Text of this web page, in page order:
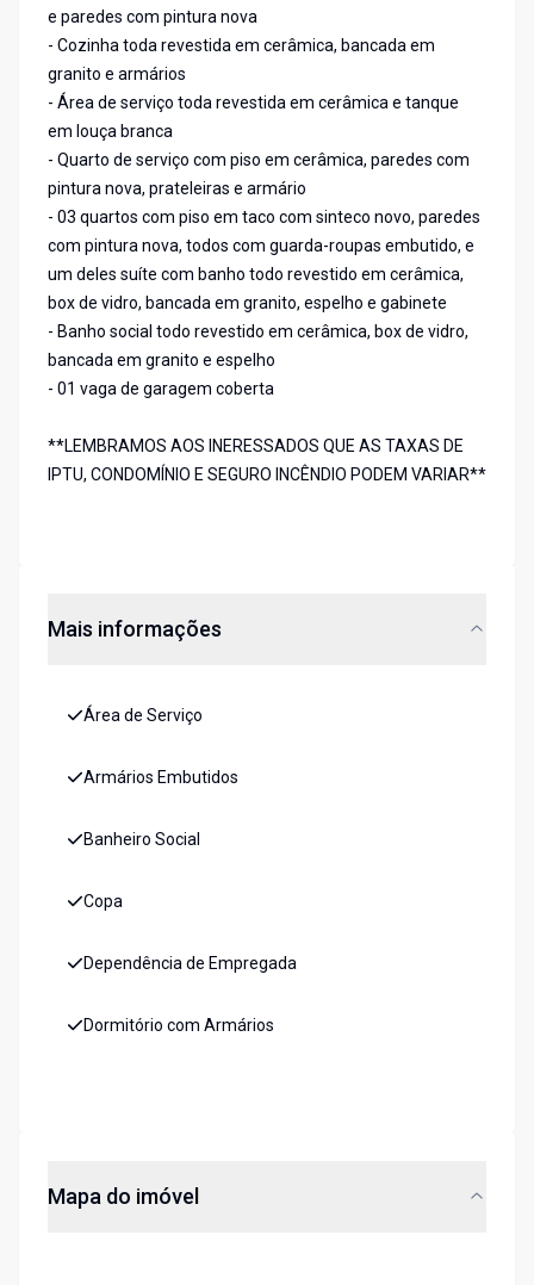
e paredes com pintura nova
- Cozinha toda revestida em cerâmica, bancada em
granito e armários
- Área de serviço toda revestida em cerâmica e tanque
em louça branca
- Quarto de serviço com piso em cerâmica, paredes com
pintura nova, prateleiras e armário
- 03 quartos com piso em taco com sinteco novo, paredes
com pintura nova, todos com guarda-roupas embutido, e
um deles suíte com banho todo revestido em cerâmica,
box de vidro, bancada em granito, espelho e gabinete
- Banho social todo revestido em cerâmica, box de vidro,
bancada em granito e espelho
- 01 vaga de garagem coberta
**LEMBRAMOS AOS INERESSADOS QUE AS TAXAS DE
IPTU, CONDOMÍNIO E SEGURO INCÊNDIO PODEM VARIAR**
Mais informações
Área de Serviço
Armários Embutidos
Banheiro Social
Copa
Dependência de Empregada
Dormitório com Armários
Mapa do imóvel